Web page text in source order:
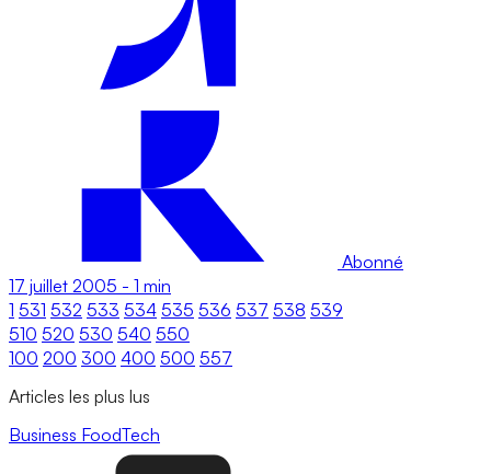
Abonné
17 juillet 2005 - 1 min
1 531 532 533 534 535 536 537 538 539
510 520 530 540 550
100 200 300 400 500 557
Articles les plus lus
Business FoodTech